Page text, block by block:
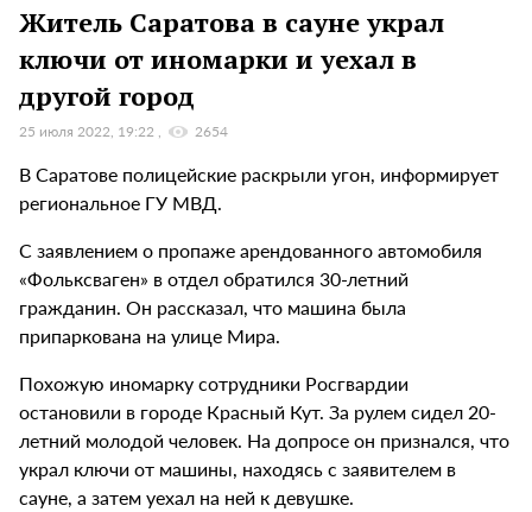
Житель Саратова в сауне украл
ключи от иномарки и уехал в
другой город
25 июля 2022, 19:22 2654
В Саратове полицейские раскрыли угон, информирует
региональное ГУ МВД.
С заявлением о пропаже арендованного автомобиля
«Фольксваген» в отдел обратился 30-летний
гражданин. Он рассказал, что машина была
припаркована на улице Мира.
Похожую иномарку сотрудники Росгвардии
остановили в городе Красный Кут. За рулем сидел 20-
летний молодой человек. На допросе он признался, что
украл ключи от машины, находясь с заявителем в
сауне, а затем уехал на ней к девушке.